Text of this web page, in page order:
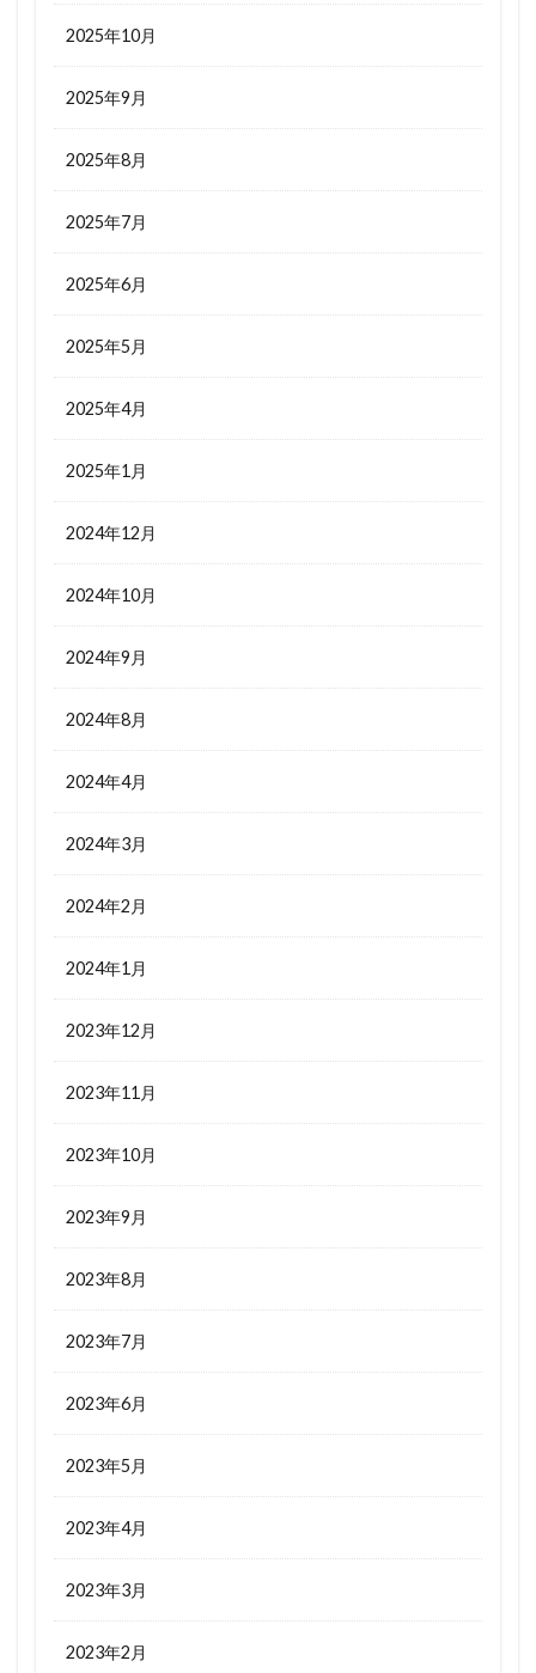
2025年10月
2025年9月
2025年8月
2025年7月
2025年6月
2025年5月
2025年4月
2025年1月
2024年12月
2024年10月
2024年9月
2024年8月
2024年4月
2024年3月
2024年2月
2024年1月
2023年12月
2023年11月
2023年10月
2023年9月
2023年8月
2023年7月
2023年6月
2023年5月
2023年4月
2023年3月
2023年2月